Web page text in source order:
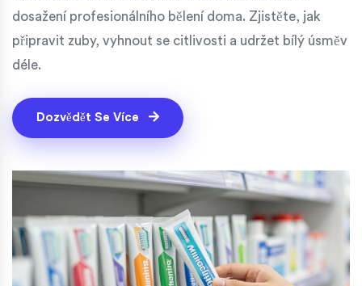
dosažení profesionálního bělení doma. Zjistěte, jak
připravit zuby, vyhnout se citlivosti a udržet bílý úsměv
déle.
Dozvědět Se Více